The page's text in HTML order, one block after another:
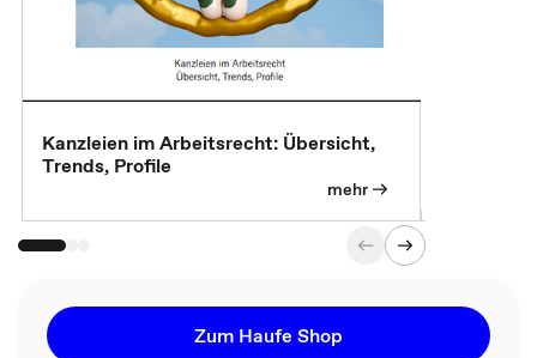
Kanzleien im Arbeitsrecht: Übersicht,
Trends, Profile
mehr
Zum Haufe Shop